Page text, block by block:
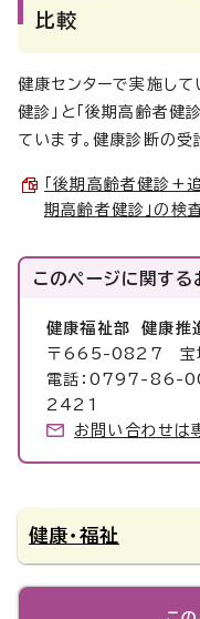
比較
健康センターで実施して
健診」と「後期高齢者
ています。健康診断の受
「後期高齢者健診+
期高齢者健診」の
このページに関する
健康福祉部 健康推
〒665-0827 宝
電話：0797-86-
2421
お問い合わせは
健康・福祉